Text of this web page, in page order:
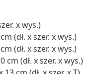
x wys.)
(dł. x szer. x wys.)
(dł. x szer. x wys.)
cm (dł. x szer. x wys.)